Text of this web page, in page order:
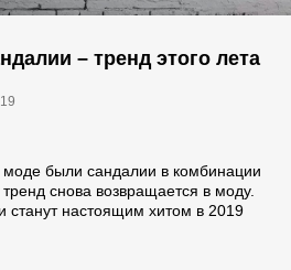
– тренд этого лета
моде были сандалии в комбинации
снова возвращается в моду.
станут настоящим хитом в 2019